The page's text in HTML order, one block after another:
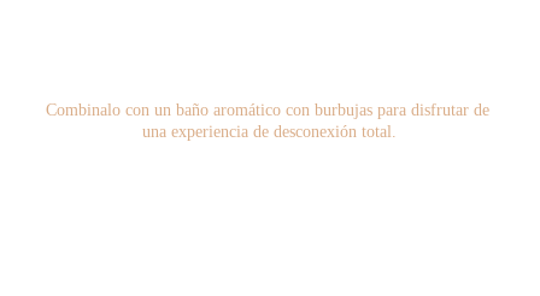
Combinalo con un baño aromático con burbujas para disfrutar de
una experiencia de desconexión total.